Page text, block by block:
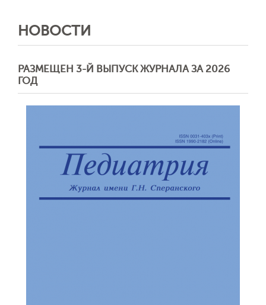
НОВОСТИ
РАЗМЕЩЕН 3-Й ВЫПУСК ЖУРНАЛА ЗА 2026
ГОД